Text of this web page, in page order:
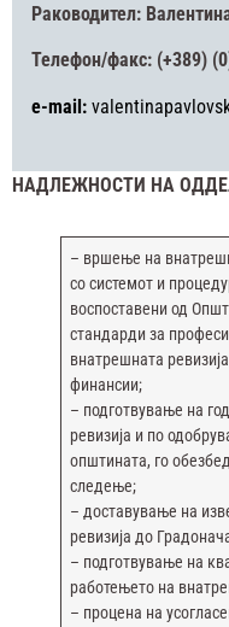
Раководител:
Телефон/факс: (+389)
e-mail:
НАДЛЕЖНОСТИ НА
– вршење на
со системот и
воспоставени од
стандарди за
внатрешната
финансии;
– подготвување на
ревизија и по
општината, го
следење;
– доставување на
ревизија до
– подготвување на
работењето на
– процена на